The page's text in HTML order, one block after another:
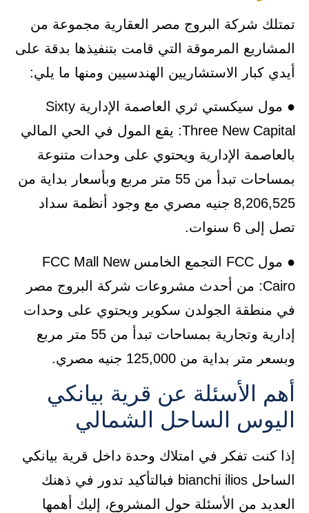
تمتلك شركة البروج مصر العقارية مجموعة من
المشاريع المرموقة التي قامت بتنفيذها بدقة على
أيدي كبار الاستشاريين الهندسيين ومنها ما يلي:
● مول سيكستي ثري العاصمة الإدارية Sixty
Three New Capital: يقع المول في الحي المالي
بالعاصمة الإدارية ويحتوي على وحدات متنوعة
بمساحات تبدأ من 55 متر مربع وبأسعار بداية من
8,206,525 جنيه مصري مع وجود أنظمة سداد
تصل إلى 6 سنوات.
● مول FCC التجمع الخامس FCC Mall New
Cairo: من أحدث مشروعات شركة البروج مصر
في منطقة الجولدن سكوير ويحتوي على وحدات
إدارية وتجارية بمساحات تبدأ من 55 متر مربع
وبسعر متر بداية من 125,000 جنيه مصري.
أهم الأسئلة عن قرية بيانكي
اليوس الساحل الشمالي
إذا كنت تفكر في امتلاك وحدة داخل قرية بيانكي
الساحل bianchi ilios فبالتأكيد تدور في ذهنك
العديد من الأسئلة حول المشروع، إليك أهمها